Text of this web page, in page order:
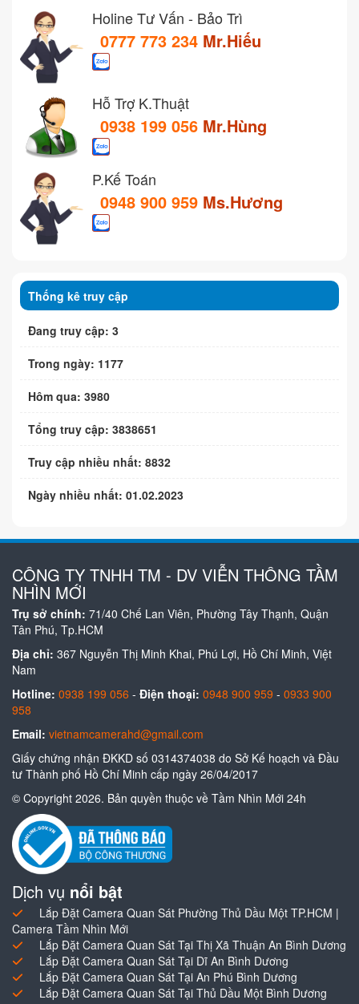
Holine Tư Vấn - Bảo Trì
0777 773 234 Mr.Hiếu
Hỗ Trợ K.Thuật
0938 199 056 Mr.Hùng
P.Kế Toán
0948 900 959 Ms.Hương
Thống kê truy cập
Đang truy cập: 3
Trong ngày: 1177
Hôm qua: 3980
Tổng truy cập: 3838651
Truy cập nhiều nhất: 8832
Ngày nhiều nhất: 01.02.2023
CÔNG TY TNHH TM - DV VIỄN THÔNG TẦM
NHÌN MỚI
Trụ sở chính: 71/40 Chế Lan Viên, Phường Tây Thạnh, Quận
Tân Phú, Tp.HCM
Địa chỉ: 367 Nguyễn Thị Minh Khai, Phú Lợi, Hồ Chí Minh, Việt
Nam
Hotline: 0938 199 056 - Điện thoại: 0948 900 959 - 0933 900
958
Email: vietnamcamerahd@gmail.com
Giấy chứng nhận ĐKKD số 0314374038 do Sở Kế hoạch và Đầu
tư Thành phố Hồ Chí Minh cấp ngày 26/04/2017
© Copyright 2026. Bản quyền thuộc về Tầm Nhìn Mới 24h
Dịch vụ nổi bật
Lắp Đặt Camera Quan Sát Phường Thủ Dầu Một TP.HCM |
Camera Tầm Nhìn Mới
Lắp Đặt Camera Quan Sát Tại Thị Xã Thuận An Bình Dương
Lắp Đặt Camera Quan Sát Tại Dĩ An Bình Dương
Lắp Đặt Camera Quan Sát Tại An Phú Bình Dương
Lắp Đặt Camera Quan Sát Tại Thủ Dầu Một Bình Dương